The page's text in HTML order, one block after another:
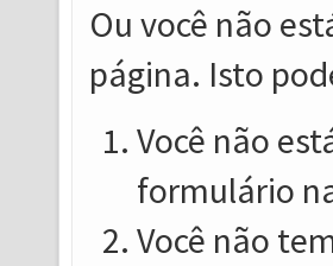
Ou você não
página. Isto
Você não
formulário
Você não